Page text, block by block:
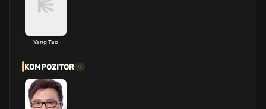
Yang Tao
KOMPOZITOR 1